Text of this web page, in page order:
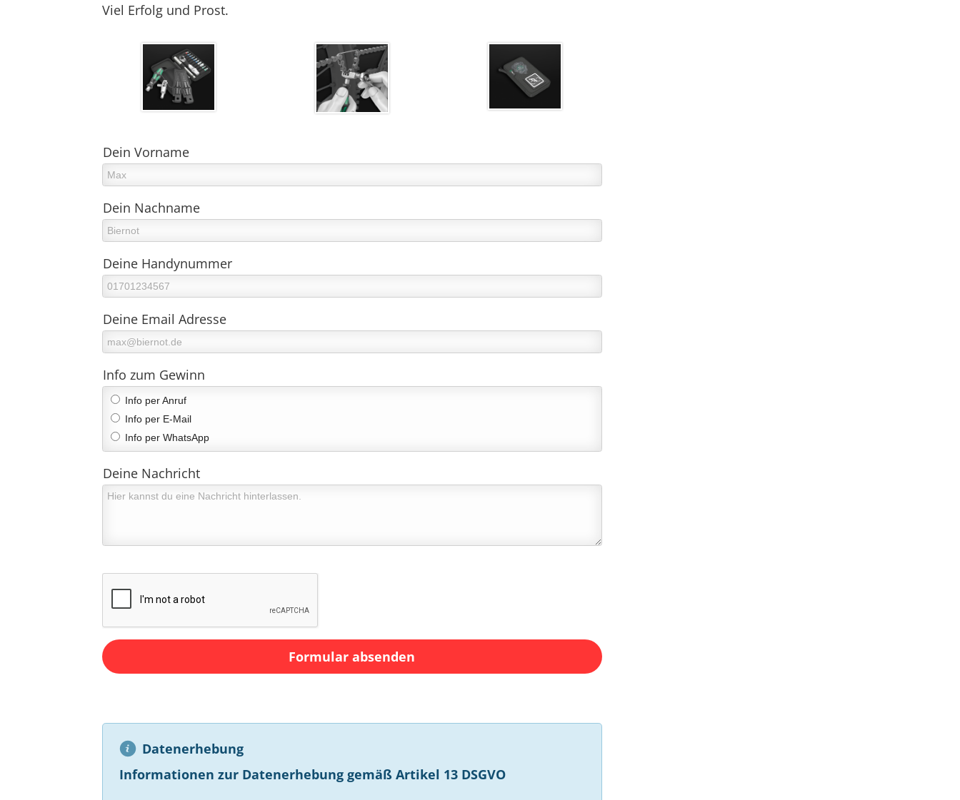
Viel Erfolg und Prost.
Dein Vorname
Dein Nachname
Deine Handynummer
Deine Email Adresse
Info zum Gewinn
Info per Anruf
Info per E-Mail
Info per WhatsApp
Deine Nachricht
Formular absenden
Datenerhebung
Informationen zur Datenerhebung gemäß Artikel 13 DSGVO